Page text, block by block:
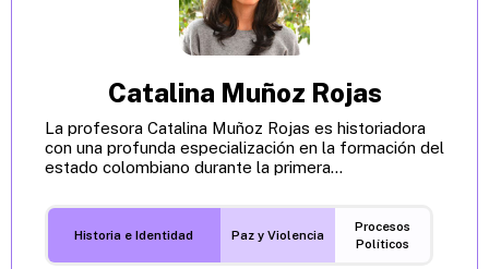
Catalina Muñoz Rojas
La profesora Catalina Muñoz Rojas es historiadora
con una profunda especialización en la formación del
estado colombiano durante la primera...
Historia e Identidad Paz y Violencia
Procesos
Políticos